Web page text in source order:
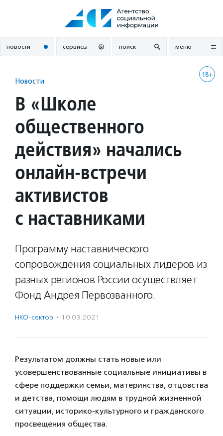
новости сервисы поиск меню
18+
Новости
В «Школе
общественного
действия» начались
онлайн-встречи
активистов
с наставниками
Программу наставнического
сопровождения социальных лидеров из
разных регионов России осуществляет
Фонд Андрея Первозванного.
НКО-сектор · 10.03.2021
Результатом должны стать новые или
усовершенствованные социальные инициативы в
сфере поддержки семьи, материнства, отцовства
и детства, помощи людям в трудной жизненной
ситуации, историко-культурного и гражданского
просвещения общества.